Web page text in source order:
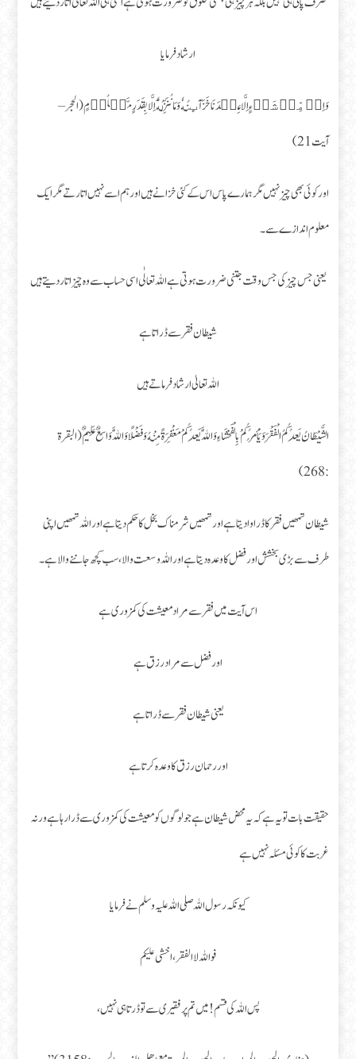
ارشاد فرمایا
وَاِنۡ مِّنۡ شَىۡءٍ اِلَّا عِنۡدَنَا خَزَآٮِٕنُهٗ وَمَا نُنَزِّلُهٗۤ اِلَّا بِقَدَرٍ مَّعۡلُوۡمٍ‏ (الحجر –
آیت 21)
اور کوئی بھی چیز نہیں مگر ہمارے پاس اس کے کئی خزانے ہیں اور ہم اسے نہیں اتارتے مگر ایک
معلوم اندازے سے۔
یعنی جس چیز کی جس وقت جتنی ضرورت ہوتی ہے اللہ تعالٰی اسی حساب سے وہ چیز اتار دیتے ہیں
شیطان فقر سے ڈراتا ہے
اللہ تعالیٰ ارشاد فرماتے ہیں
الشَّيْطَانُ يَعِدُكُمُ الْفَقْرَ وَيَأْمُرُكُمْ بِالْفَحْشَاءِ وَاللَّهُ يَعِدُكُمْ مَغْفِرَةً مِنْهُ وَفَضْلًا وَاللَّهُ وَاسِعٌ عَلِيمٌ (البقرة
: 268)
شیطان تمھیں فقر کا ڈراوا دیتا ہے اور تمھیں شرمناک بخل کا حکم دیتا ہے اور اللہ تمھیں اپنی
طرف سے بڑی بخشش اور فضل کا وعدہ دیتا ہے اور اللہ وسعت والا، سب کچھ جاننے والاہے۔
اس آیت میں فقر سے مراد معیشت کی کمزوری ہے
اور فضل سے مراد رزق ہے
یعنی شیطان فقر سے ڈراتا ہے
اور رحمان رزق کا وعدہ کرتا ہے
حقیقت بات تو یہ ہے کہ یہ محض شیطان ہے جو لوگوں کو معیشت کی کمزوری سے ڈرا رہا ہے ورنہ
غربت کا کوئی مسئلہ نہیں ہے
کیونکہ رسول اللہ صلی اللہ علیہ و سلم نے فرمایا
فو اللہ لا الفقر، اخشی علیکم
پس اللہ کی قسم ! میں تم پر فقیری سے تو ڈرتا ہی نہیں،